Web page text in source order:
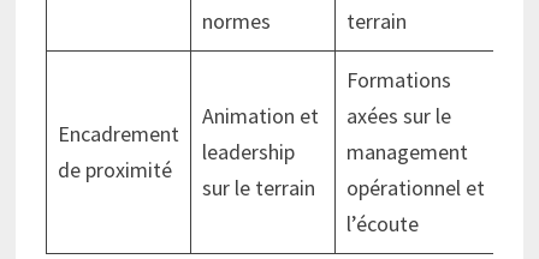
normes
terrain
Encadrement
de proximité
Animation et
leadership
sur le terrain
Formations
axées sur le
management
opérationnel et
l’écoute